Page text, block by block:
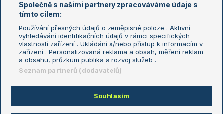
LS Prague Open
Podmínky užití
Nastavení soukromí
GDPR a žurnalistika
Reklama
Kontakt
Informace o zpracování osobních
údajů
Copyright © 2008-2026 TenisPortal.cz. Využíváme zpravodajství ČTK.
Společně s našimi partnery zpracováváme údaje s
tímto cílem:
Používání přesných údajů o zeměpisné poloze . Aktivní
vyhledávání identifikačních údajů v rámci specifických
vlastností zařízení . Ukládání a/nebo přístup k informacím v
zařízení . Personalizovaná reklama a obsah, měření reklam
a obsahu, průzkum publika a rozvoj služeb .
Seznam partnerů (dodavatelů)
Souhlasím